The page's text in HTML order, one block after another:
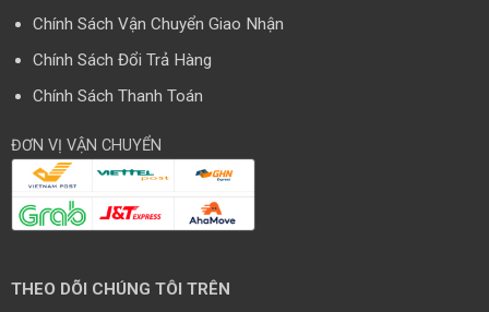
Chính Sách Vận Chuyển Giao Nhận
Chính Sách Đổi Trả Hàng
Chính Sách Thanh Toán
ĐƠN VỊ VẬN CHUYỂN
THEO DÕI CHÚNG TÔI TRÊN